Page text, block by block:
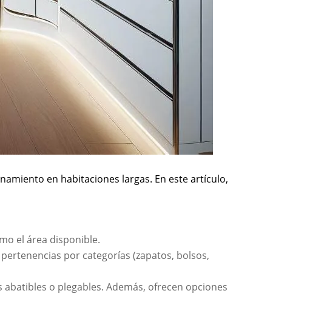
en habitaciones largas. En este artículo,
el área disponible.
por categorías (zapatos, bolsos,
o plegables. Además, ofrecen opciones